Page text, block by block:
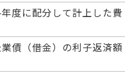
度に配分して計上した費
債（借金）の利子返済額